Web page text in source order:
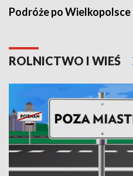
Podróże po Wielkopolsce
ROLNICTWO I WIEŚ